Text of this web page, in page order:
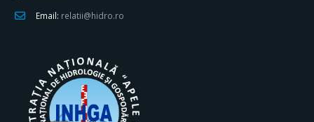
Email: relatii@hidro.ro